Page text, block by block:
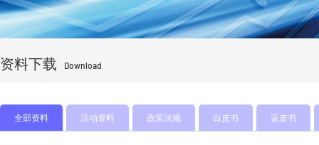
资料下载 Download
全部资料 活动资料 政策法规 白皮书 蓝皮书